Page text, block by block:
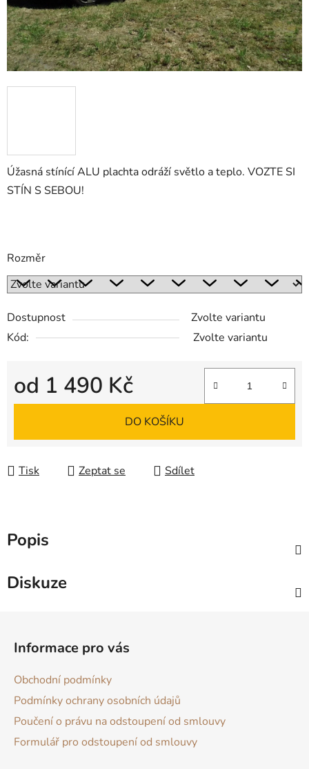
Úžasná stínící ALU plachta odráží světlo a teplo. VOZTE SI
STÍN S SEBOU!
Rozměr
Dostupnost
Zvolte variantu
Kód:
Zvolte variantu
od 1 490 Kč
Měrná cena:
DO KOŠÍKU
Tisk Zeptat se Sdílet
Popis
Diskuze
Informace pro vás
Obchodní podmínky
Podmínky ochrany osobních údajů
Poučení o právu na odstoupení od smlouvy
Formulář pro odstoupení od smlouvy